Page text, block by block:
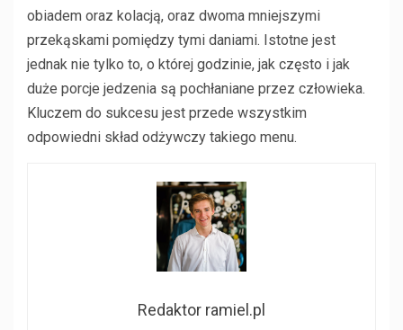
obiadem oraz kolacją, oraz dwoma mniejszymi
przekąskami pomiędzy tymi daniami. Istotne jest
jednak nie tylko to, o której godzinie, jak często i jak
duże porcje jedzenia są pochłaniane przez człowieka.
Kluczem do sukcesu jest przede wszystkim
odpowiedni skład odżywczy takiego menu.
Redaktor ramiel.pl